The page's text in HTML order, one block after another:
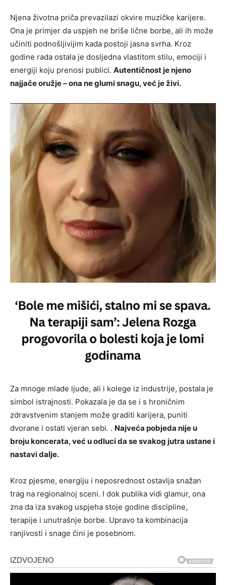
Njena životna priča prevazilazi okvire muzičke karijere.
Ona je primjer da uspjeh ne briše lične borbe, ali ih može
učiniti podnošljivijim kada postoji jasna svrha. Kroz
godine rada ostala je dosljedna vlastitom stilu, emociji i
energiji koju prenosi publici. Autentičnost je njeno
najjače oružje – ona ne glumi snagu, već je živi.
Za mnoge mlade ljude, ali i kolege iz industrije, postala je
simbol istrajnosti. Pokazala je da se i s hroničnim
zdravstvenim stanjem može graditi karijera, puniti
dvorane i ostati vjeran sebi. . Najveća pobjeda nije u
broju koncerata, već u odluci da se svakog jutra ustane i
nastavi dalje.
Kroz pjesme, energiju i neposrednost ostavlja snažan
trag na regionalnoj sceni. I dok publika vidi glamur, ona
zna da iza svakog uspjeha stoje godine discipline,
terapije i unutrašnje borbe. Upravo ta kombinacija
ranjivosti i snage čini je posebnom.